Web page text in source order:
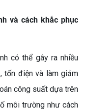
và cách khắc phục
có thể gây ra nhiều
tốn điện và làm giảm
công suất dựa trên
môi trường như cách